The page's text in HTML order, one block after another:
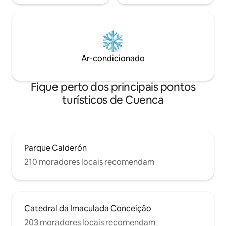
Ar-condicionado
Fique perto dos principais pontos
turísticos de Cuenca
Parque Calderón
210 moradores locais recomendam
Catedral da Imaculada Conceição
203 moradores locais recomendam